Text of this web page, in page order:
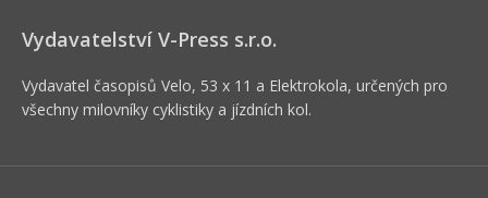
Vydavatelství V-Press s.r.o.
Vydavatel časopisů Velo, 53 x 11 a Elektrokola, určených pro
všechny milovníky cyklistiky a jízdních kol.